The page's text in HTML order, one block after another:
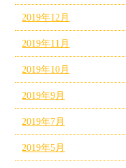
2019年12月
2019年11月
2019年10月
2019年9月
2019年7月
2019年5月